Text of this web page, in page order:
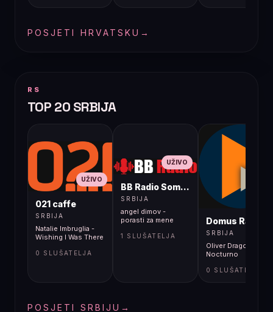
POSJETI HRVATSKU →
RS
TOP 20 SRBIJA
UŽIVO
021 caffe
SRBIJA
Natalie Imbruglia -
Wishing I Was There
0 SLUŠATELJA
UŽIVO
BB Radio Sombor
SRBIJA
angel dimov -
porasti za mene
1 SLUŠATELJA
Domus Radio
SRBIJA
Oliver Dragojević -
Nocturno
0 SLUŠATELJA
POSJETI SRBIJU →